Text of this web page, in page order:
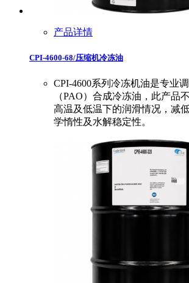
产品详情
CPI-4600-68/压缩机冷冻油
CPI-4600系列冷冻机油是专业
（PAO）合成冷冻油，此产品
高温及低温下的润滑情况，减
学惰性及水解稳定性。